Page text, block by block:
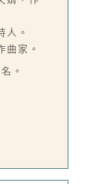
人。
曲家。
。